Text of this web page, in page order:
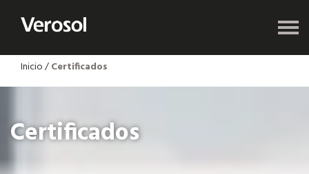
Inicio/Certificados
Certificados